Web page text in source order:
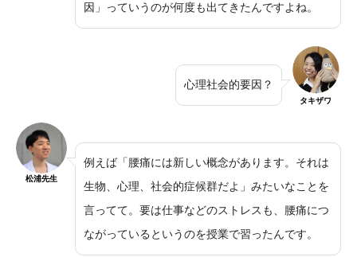
因」っていうのが何度も出てきたんですよね。
心理社会的要因？
タキザワ
松浦先生
例えば「腰痛には新しい概念があります。それは
生物、心理、社会的症候群だよ」みたいなことを
言ってて。要は仕事などのストレスも、腰痛につ
ながっているというのを授業で習ったんです。